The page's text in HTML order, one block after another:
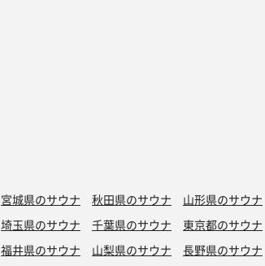
宮城県のサウナ 秋田県のサウナ 山形県のサウナ
埼玉県のサウナ 千葉県のサウナ 東京都のサウナ
福井県のサウナ 山梨県のサウナ 長野県のサウナ